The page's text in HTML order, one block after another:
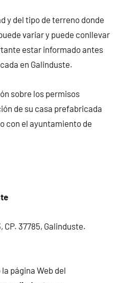
y del tipo de terreno donde
variar y puede conllevar
estar informado antes
en Galinduste.
sobre los permisos
de su casa prefabricada
con el ayuntamiento de
CP. 37785, Galinduste.
la página Web del